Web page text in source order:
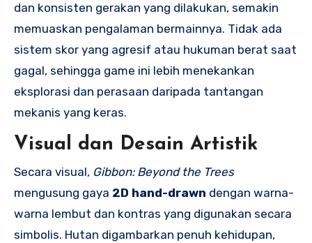
dan konsisten gerakan yang dilakukan, semakin
memuaskan pengalaman bermainnya. Tidak ada
sistem skor yang agresif atau hukuman berat saat
gagal, sehingga game ini lebih menekankan
eksplorasi dan perasaan daripada tantangan
mekanis yang keras.
Visual dan Desain Artistik
Secara visual, Gibbon: Beyond the Trees
mengusung gaya 2D hand-drawn dengan warna-
warna lembut dan kontras yang digunakan secara
simbolis. Hutan digambarkan penuh kehidupan,